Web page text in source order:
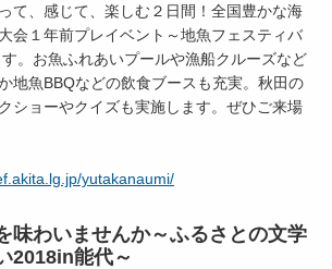
て、感じて、楽しむ２日間！全国豊かな海
会１年前プレイベント～地魚フェスティバ
。お魚ふれあいプールや漁船クルーズなど
地魚BBQなどの飲食ブースも充実。秋田の
ショーやクイズも実施します。ぜひご来場
yutakanaumi/
味わいませんか～ふるさとの文学
2018in能代～